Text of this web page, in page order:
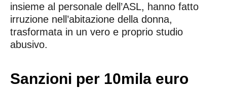
insieme al personale dell’ASL, hanno fatto
irruzione nell’abitazione della donna,
trasformata in un vero e proprio studio
abusivo.
Sanzioni per 10mila euro